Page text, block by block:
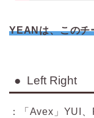
YEANは、このチ
● Left Right
：「Avex」YUI